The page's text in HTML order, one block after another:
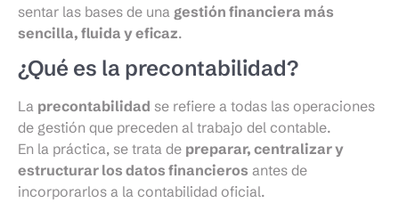
sentar las bases de una gestión financiera más
sencilla, fluida y eficaz.
¿Qué es la precontabilidad?
La precontabilidad se refiere a todas las operaciones
de gestión que preceden al trabajo del contable.
En la práctica, se trata de preparar, centralizar y
estructurar los datos financieros antes de
incorporarlos a la contabilidad oficial.